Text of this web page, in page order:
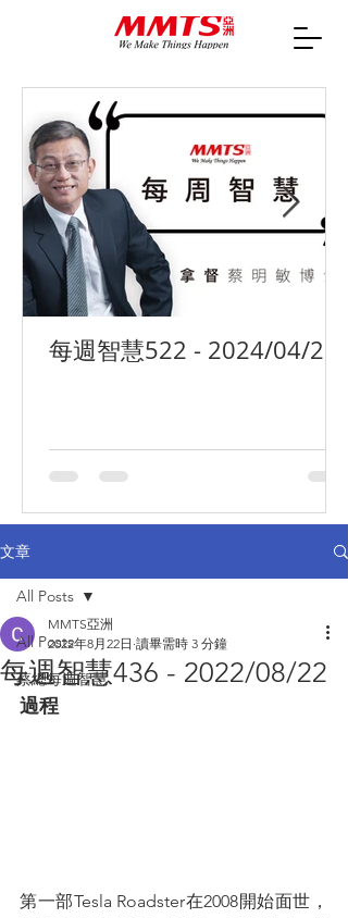
每週智慧522 - 2024/04/29
文章
All Posts
蔡總每週智慧
All Posts
每週智慧436 - 2022/08/22
MMTS亞洲
2022年8月22日 讀畢需時 3 分鐘
過程
第一部Tesla Roadster在2008開始面世，